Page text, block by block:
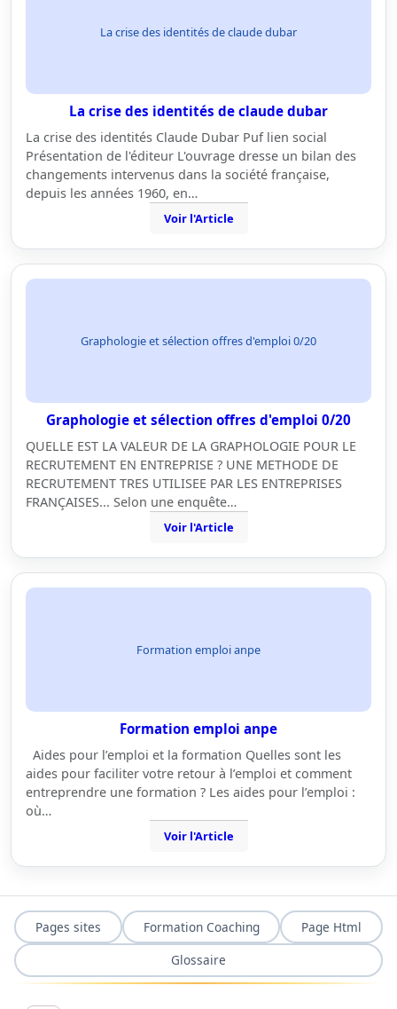
La crise des identités de claude dubar
La crise des identités de claude dubar
La crise des identités Claude Dubar Puf lien social
Présentation de l'éditeur L'ouvrage dresse un bilan des
changements intervenus dans la société française,
depuis les années 1960, en…
Voir l'Article
Graphologie et sélection offres d'emploi 0/20
Graphologie et sélection offres d'emploi 0/20
QUELLE EST LA VALEUR DE LA GRAPHOLOGIE POUR LE
RECRUTEMENT EN ENTREPRISE ? UNE METHODE DE
RECRUTEMENT TRES UTILISEE PAR LES ENTREPRISES
FRANÇAISES... Selon une enquête…
Voir l'Article
Formation emploi anpe
Formation emploi anpe
Aides pour l’emploi et la formation Quelles sont les
aides pour faciliter votre retour à l’emploi et comment
entreprendre une formation ? Les aides pour l’emploi :
où…
Voir l'Article
Pages sites Formation Coaching
Page Html
Glossaire